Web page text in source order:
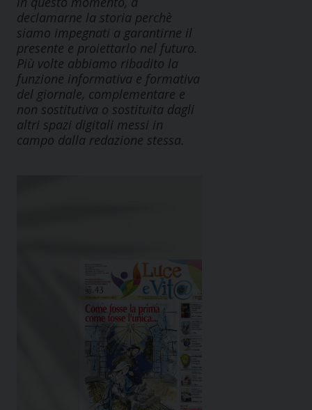
declamarne la storia perchè
siamo impegnati a garantirne il
presente e proiettarlo nel futuro.
Più volte abbiamo ribadito la
funzione informativa e formativa
del giornale, complementare e
non sostitutiva o sostituita dagli
altri spazi digitali messi in
campo dalla redazione stessa.